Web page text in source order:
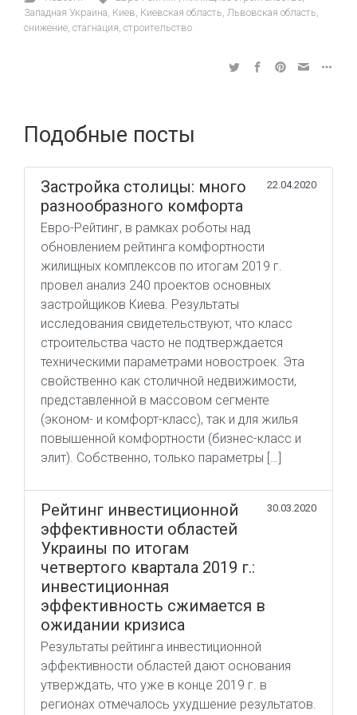
Западная Украина, Киев, Киевская область, Львовская область,
снижение, стагнация, строительство
Подобные посты
Застройка столицы: много
разнообразного комфорта
22.04.2020
Евро-Рейтинг, в рамках роботы над
обновлением рейтинга комфортности
жилищных комплексов по итогам 2019 г.
провел анализ 240 проектов основных
застройщиков Киева. Результаты
исследования свидетельствуют, что класс
строительства часто не подтверждается
техническими параметрами новостроек. Эта
свойственно как столичной недвижимости,
представленной в массовом сегменте
(эконом- и комфорт-класс), так и для жилья
повышенной комфортности (бизнес-класс и
элит). Собственно, только параметры […]
Рейтинг инвестиционной
эффективности областей
Украины по итогам
четвертого квартала 2019 г.:
инвестиционная
эффективность сжимается в
ожидании кризиса
30.03.2020
Результаты рейтинга инвестиционной
эффективности областей дают основания
утверждать, что уже в конце 2019 г. в
регионах отмечалось ухудшение результатов.